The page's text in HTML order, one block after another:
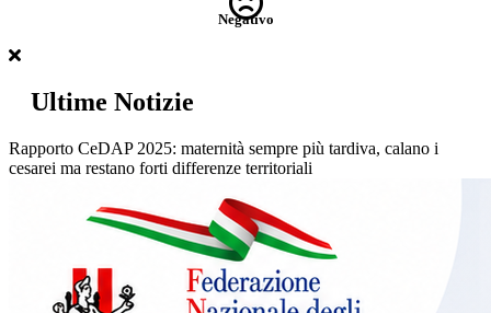
Negativo
Ultime Notizie
Rapporto CeDAP 2025: maternità sempre più tardiva, calano i
cesarei ma restano forti differenze territoriali